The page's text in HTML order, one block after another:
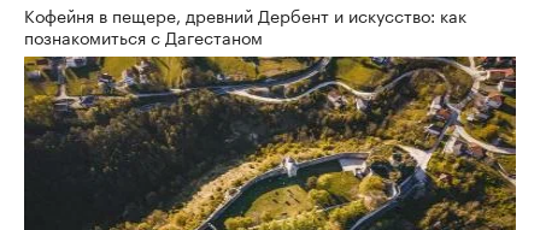
Кофейня в пещере, древний Дербент и искусство: как
познакомиться с Дагестаном